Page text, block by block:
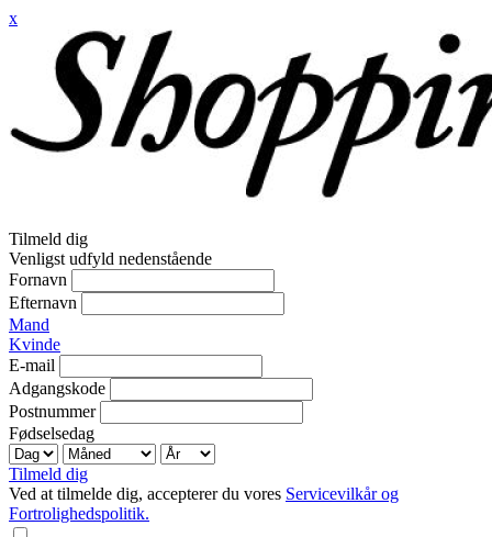
x
Tilmeld dig
Venligst udfyld nedenstående
Fornavn
Efternavn
Mand
Kvinde
E-mail
Adgangskode
Postnummer
Fødselsedag
Tilmeld dig
Ved at tilmelde dig, accepterer du vores Servicevilkår og
Fortrolighedspolitik.